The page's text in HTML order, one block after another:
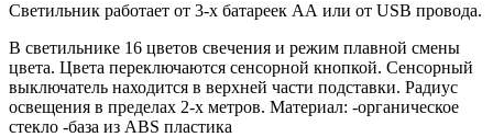
Светильник работает от 3-х батареек АА или от USB провода.
В светильнике 16 цветов свечения и режим плавной смены
цвета. Цвета переключаются сенсорной кнопкой. Сенсорный
выключатель находится в верхней части подставки. Радиус
освещения в пределах 2-х метров. Материал: -органическое
стекло -база из ABS пластика